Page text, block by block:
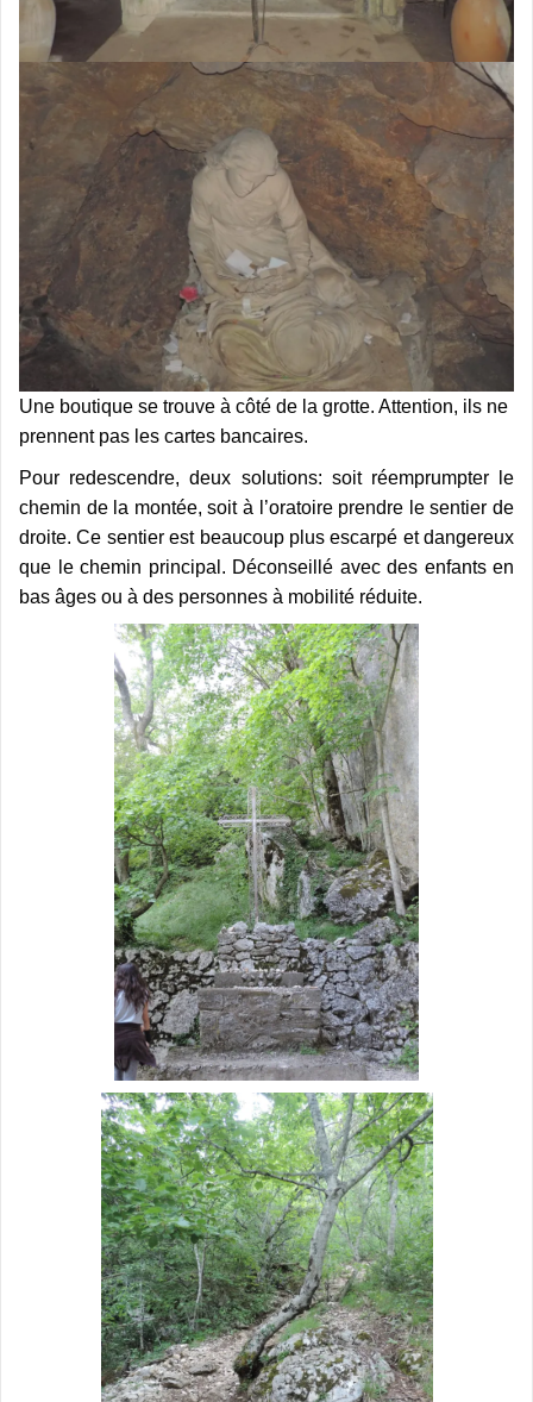
Une boutique se trouve à côté de la grotte. Attention, ils ne
prennent pas les cartes bancaires.
Pour redescendre, deux solutions: soit réemprumpter le
chemin de la montée, soit à l’oratoire prendre le sentier de
droite. Ce sentier est beaucoup plus escarpé et dangereux
que le chemin principal. Déconseillé avec des enfants en
bas âges ou à des personnes à mobilité réduite.